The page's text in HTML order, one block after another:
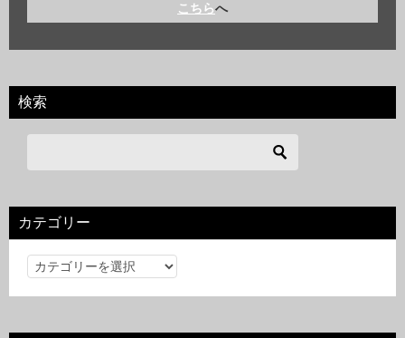
こちらへ
検索
カテゴリー
カ
リ